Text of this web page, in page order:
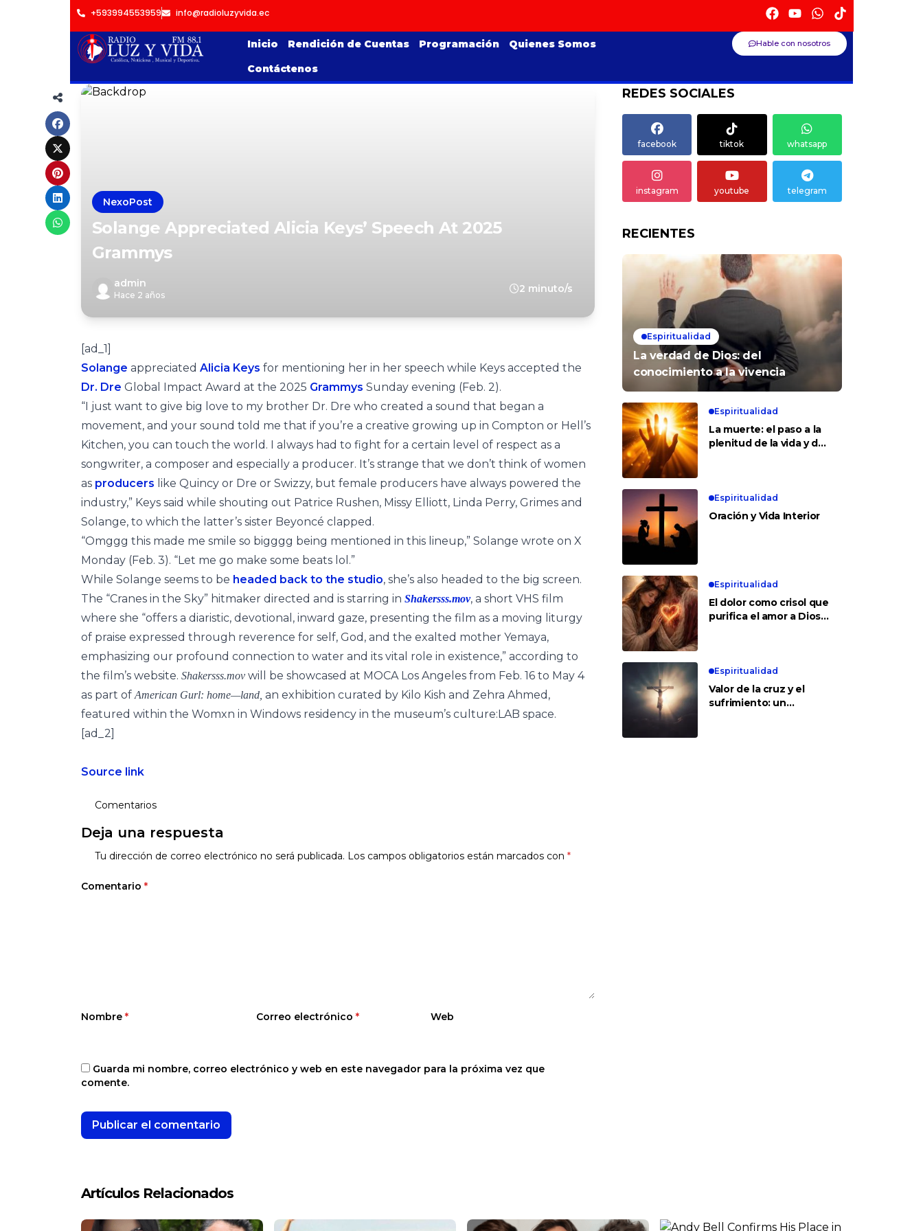
+593994553959 info@radioluzyvida.ec
Inicio Rendición de Cuentas Programación
Quienes Somos
Contáctenos
Hable con nosotros
NexoPost
Solange Appreciated Alicia Keys’ Speech At 2025
Grammys
admin
Hace 2 años
2 minuto/s
[ad_1]
Solange appreciated Alicia Keys for mentioning her in her speech while Keys accepted the
Dr. Dre Global Impact Award at the 2025 Grammys Sunday evening (Feb. 2).
“I just want to give big love to my brother Dr. Dre who created a sound that began a
movement, and your sound told me that if you’re a creative growing up in Compton or Hell’s
Kitchen, you can touch the world. I always had to fight for a certain level of respect as a
songwriter, a composer and especially a producer. It’s strange that we don’t think of women
as producers like Quincy or Dre or Swizzy, but female producers have always powered the
industry,” Keys said while shouting out Patrice Rushen, Missy Elliott, Linda Perry, Grimes and
Solange, to which the latter’s sister Beyoncé clapped.
“Omggg this made me smile so bigggg being mentioned in this lineup,” Solange wrote on X
Monday (Feb. 3). “Let me go make some beats lol.”
While Solange seems to be headed back to the studio, she’s also headed to the big screen.
The “Cranes in the Sky” hitmaker directed and is starring in Shakersss.mov, a short VHS film
where she “offers a diaristic, devotional, inward gaze, presenting the film as a moving liturgy
of praise expressed through reverence for self, God, and the exalted mother Yemaya,
emphasizing our profound connection to water and its vital role in existence,” according to
the film’s website. Shakersss.mov will be showcased at MOCA Los Angeles from Feb. 16 to May 4
as part ofAmerican Gurl: home—land, an exhibition curated by Kilo Kish and Zehra Ahmed,
featured within the Womxn in Windows residency in the museum’s culture:LAB space.
[ad_2]
Source link
Comentarios
Deja una respuesta
Tu dirección de correo electrónico no será publicada. Los campos obligatorios están marcados con *
Comentario *
Nombre * Correo electrónico * Web
Guarda mi nombre, correo electrónico y web en este navegador para la próxima vez que
comente.
REDES SOCIALES
facebook tiktok whatsapp
instagram youtube telegram
RECIENTES
Espiritualidad
La verdad de Dios: del
conocimiento a la vivencia
Espiritualidad
La muerte: el paso a la
plenitud de la vida y del
Espiritualidad
Oración y Vida Interior
Espiritualidad
El dolor como crisol que
purifica el amor a Dios y
Espiritualidad
Valor de la cruz y el
sufrimiento: un
Artículos Relacionados